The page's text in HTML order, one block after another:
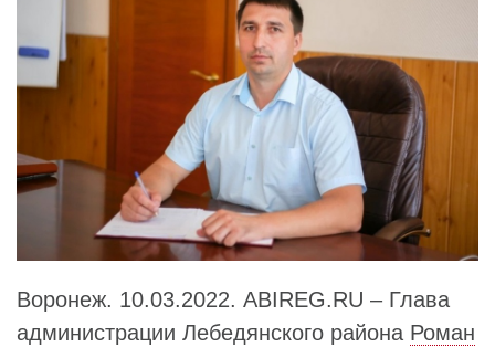
Воронеж. 10.03.2022. ABIREG.RU – Глава
администрации Лебедянского района Роман